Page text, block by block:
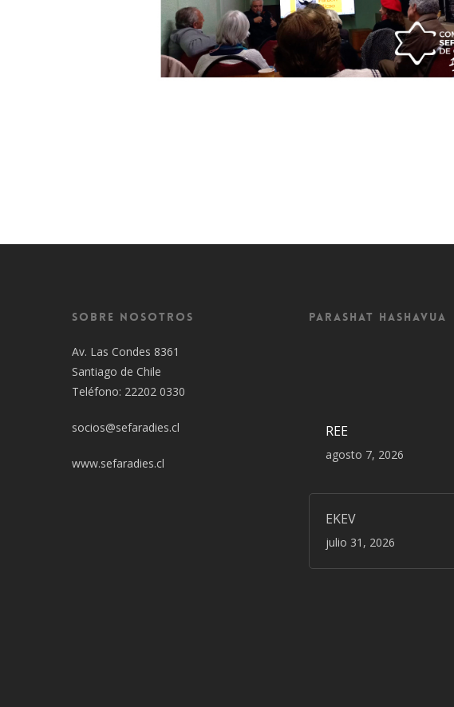
Sobre Nosotros
Av. Las Condes 8361
Santiago de Chile
Teléfono: 22202 0330
socios@sefaradies.cl
www.sefaradies.cl
Parashat Hashavua
REE
agosto 7, 2026
EKEV
julio 31, 2026